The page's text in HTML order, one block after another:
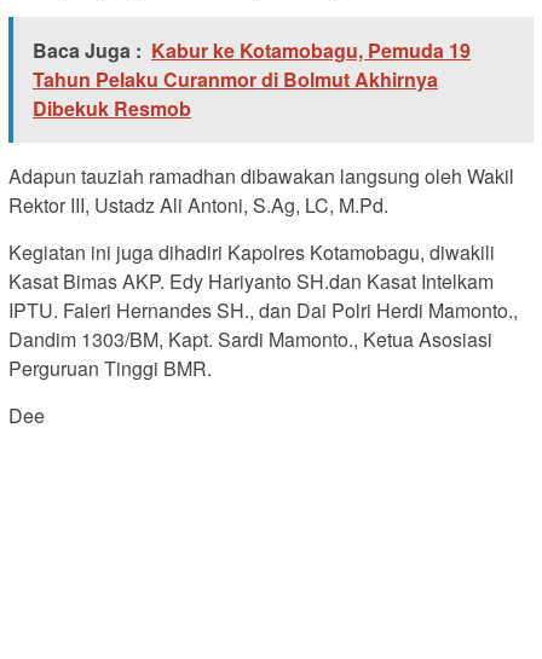
Baca Juga : Kabur ke Kotamobagu, Pemuda 19
Tahun Pelaku Curanmor di Bolmut Akhirnya
Dibekuk Resmob
Adapun tauziah ramadhan dibawakan langsung oleh Wakil
Rektor III, Ustadz Ali Antoni, S.Ag, LC, M.Pd.
Kegiatan ini juga dihadiri Kapolres Kotamobagu, diwakili
Kasat Bimas AKP. Edy Hariyanto SH.dan Kasat Intelkam
IPTU. Faleri Hernandes SH., dan Dai Polri Herdi Mamonto.,
Dandim 1303/BM, Kapt. Sardi Mamonto., Ketua Asosiasi
Perguruan Tinggi BMR.
Dee